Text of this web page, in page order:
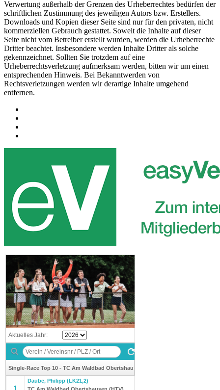
Verwertung außerhalb der Grenzen des Urheberrechtes bedürfen der
schriftlichen Zustimmung des jeweiligen Autors bzw. Erstellers.
Downloads und Kopien dieser Seite sind nur für den privaten, nicht
kommerziellen Gebrauch gestattet. Soweit die Inhalte auf dieser
Seite nicht vom Betreiber erstellt wurden, werden die Urheberrechte
Dritter beachtet. Insbesondere werden Inhalte Dritter als solche
gekennzeichnet. Sollten Sie trotzdem auf eine
Urheberrechtsverletzung aufmerksam werden, bitten wir um einen
entsprechenden Hinweis. Bei Bekanntwerden von
Rechtsverletzungen werden wir derartige Inhalte umgehend
entfernen.